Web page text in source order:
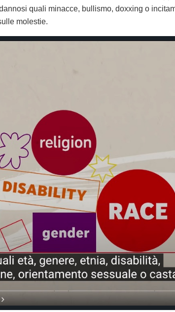
quali minacce, bullismo, doxxing o
molestie.